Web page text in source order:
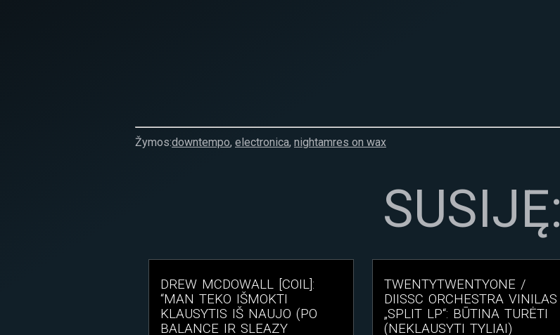
Žymos:downtempo, electronica, nightamres on wax
SUSIJĘ:
DREW MCDOWALL [COIL]:
“MAN TEKO IŠMOKTI
KLAUSYTIS IŠ NAUJO (PO
BALANCE IR SLEAZY
TWENTYTWENTYONE /
DIISSC ORCHESTRA VINILAS
„SPLIT LP“: BŪTINA TURĖTI
(NEKLAUSYTI TYLIAI)